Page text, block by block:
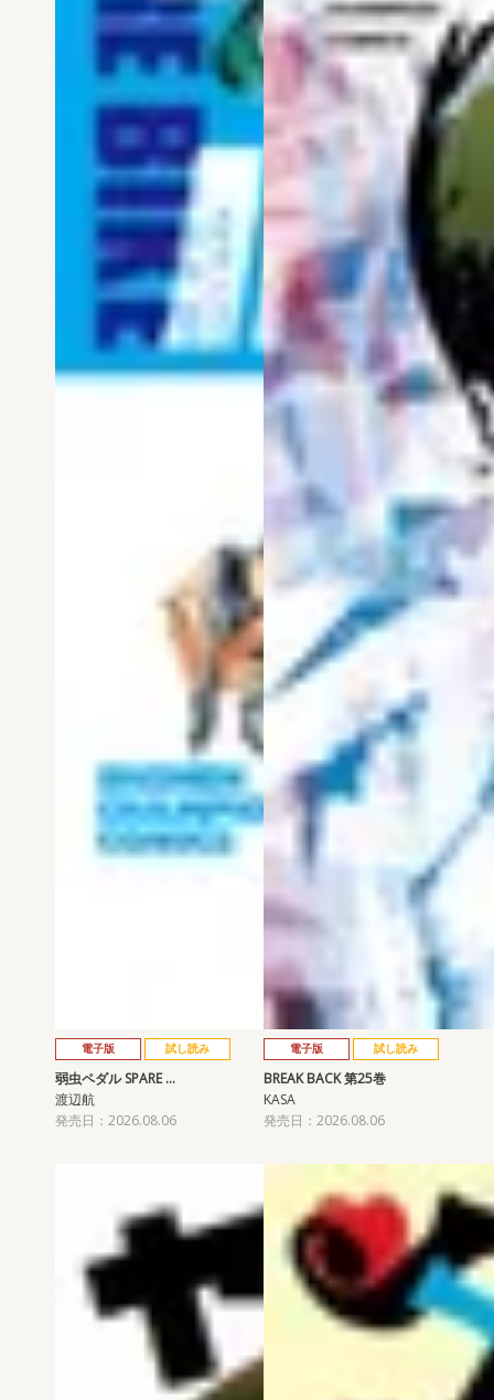
電子版 試し読み
弱虫ペダル SPARE …
渡辺航
発売日：2026.08.06
電子版 試し読み
BREAK BACK 第25巻
KASA
発売日：2026.08.06